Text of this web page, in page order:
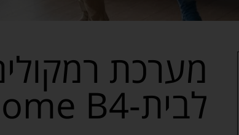
מערכת
לבית-Happy home B4